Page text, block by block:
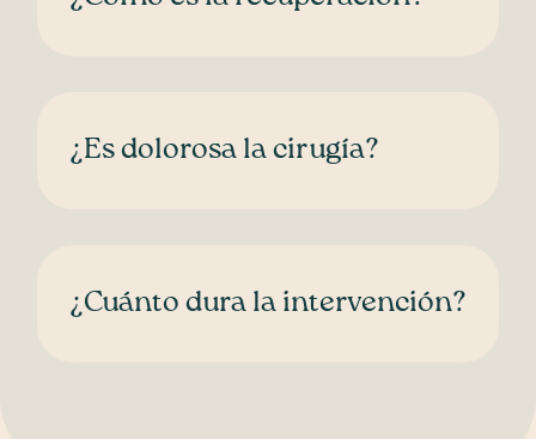
¿Es dolorosa la cirugía?
¿Cuánto dura la intervención?